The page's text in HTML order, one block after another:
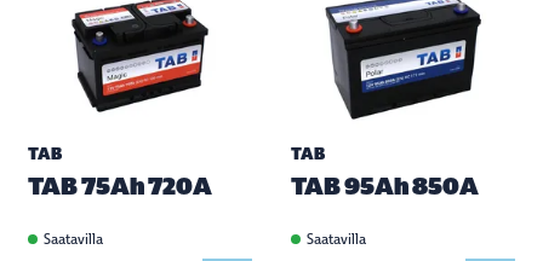
TAB
TAB 75Ah 720A
Saatavilla
TAB
TAB 95Ah 850A
Saatavilla